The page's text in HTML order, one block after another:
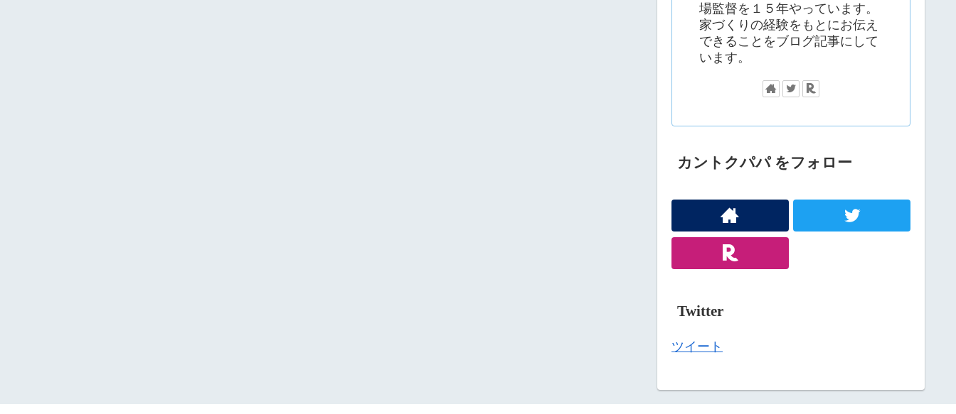
場監督を１５年やっています。
家づくりの経験をもとにお伝え
できることをブログ記事にして
います。
カントクパパ をフォロー
Twitter
ツイート